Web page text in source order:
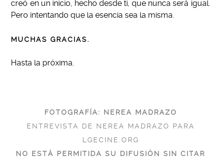
creó en un inicio, hecho desde ti, que nunca será igual.
Pero intentando que la esencia sea la misma.
MUCHAS GRACIAS.
Hasta la próxima.
FOTOGRAFÍA: NEREA MADRAZO
ENTREVISTA DE NEREA MADRAZO PARA
LGECINE.ORG
NO ESTÁ PERMITIDA SU DIFUSIÓN SIN CITAR